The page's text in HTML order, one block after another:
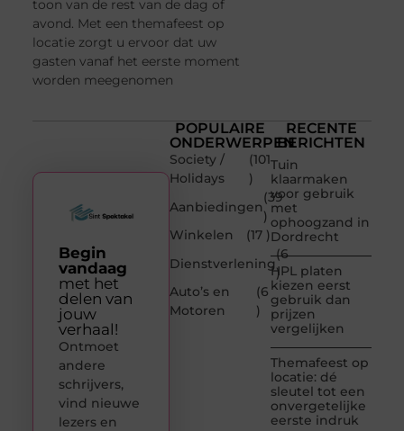
toon van de rest van de dag of
avond. Met een themafeest op
locatie zorgt u ervoor dat uw
gasten vanaf het eerste moment
worden meegenomen
POPULAIRE
ONDERWERPEN
Society /
Holidays
(101
)
Aanbiedingen
(39
)
Winkelen
(17 )
Dienstverlening
(6
)
Auto’s en
Motoren
(6
)
RECENTE
BERICHTEN
Tuin
klaarmaken
voor gebruik
met
ophoogzand in
Dordrecht
HPL platen
kiezen eerst
gebruik dan
prijzen
vergelijken
Themafeest op
locatie: dé
sleutel tot een
onvergetelijke
eerste indruk
Begin
vandaag
met het
delen van
jouw
verhaal!
Ontmoet
andere
schrijvers,
vind nieuwe
lezers en